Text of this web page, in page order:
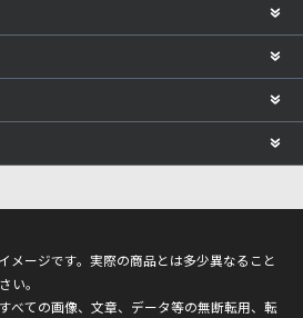
メージです。実際の商品とは多少異なること
い。
べての画像、文章、データ等の無断転用、転